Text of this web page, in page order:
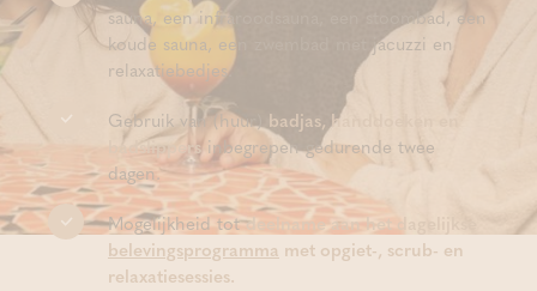
sauna, een infraroodsauna, een stoombad, een
koude sauna, een zwembad met jacuzzi en
relaxatiebedjes.
Gebruik van (huur) badjas, handdoeken en
badslippersinbegrepen gedurende twee
dagen.
Mogelijkheid totdeelname aan het dagelijkse
belevingsprogramma met opgiet-, scrub- en
relaxatiesessies.